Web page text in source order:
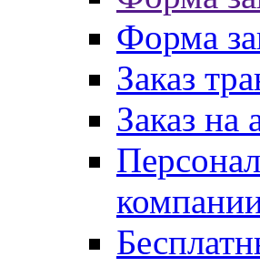
Форма
Заказ
Заказ